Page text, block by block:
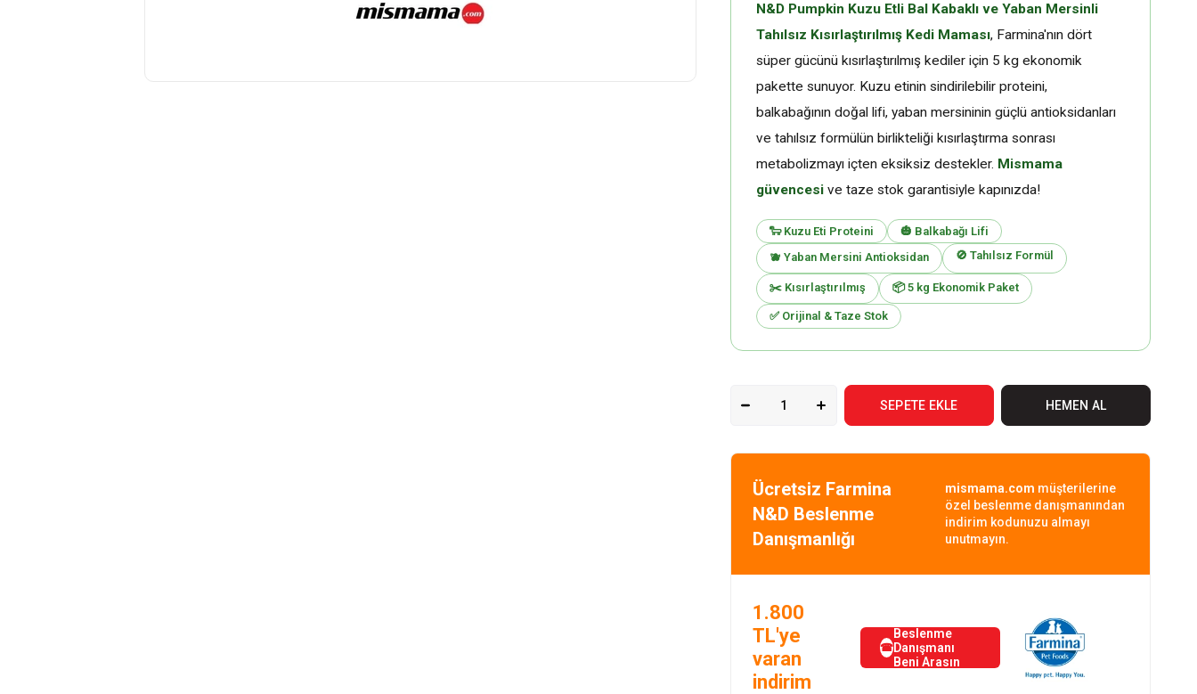
N&D Pumpkin Kuzu Etli Bal Kabaklı ve Yaban Mersinli
Tahılsız Kısırlaştırılmış Kedi Maması, Farmina'nın dört
süper gücünü kısırlaştırılmış kediler için 5 kg ekonomik
pakette sunuyor. Kuzu etinin sindirilebilir proteini,
balkabağının doğal lifi, yaban mersininin güçlü antioksidanları
ve tahılsız formülün birlikteliği kısırlaştırma sonrası
metabolizmayı içten eksiksiz destekler. Mismama
güvencesive taze stok garantisiyle kapınızda!
🐑 Kuzu Eti Proteini
🎃 Balkabağı Lifi
🫐 Yaban Mersini Antioksidan
🚫 Tahılsız Formül
✂️ Kısırlaştırılmış 📦 5 kg Ekonomik Paket
✅ Orijinal & Taze Stok
Ücretsiz Farmina
N&D Beslenme
Danışmanlığı
mismama.com müşterilerine
özel beslenme danışmanından
indirim kodunuzu almayı
unutmayın.
1.800
TL'ye
varan
indirim
☎
Beslenme
Danışmanı
Beni Arasın